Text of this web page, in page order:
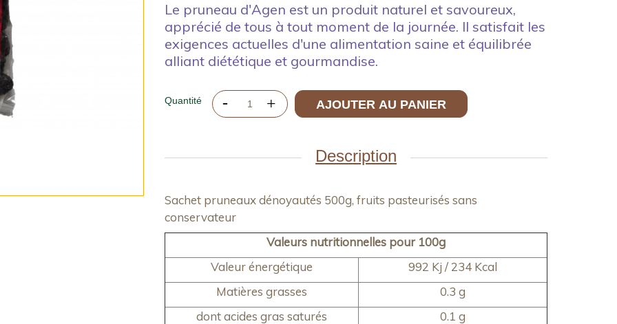
Le pruneau d'Agen est un produit naturel et savoureux,
apprécié de tous à tout moment de la journée. Il satisfait les
exigences actuelles d'une alimentation saine et équilibrée
alliant diététique et gourmandise.
Quantité AJOUTER AU PANIER
Description
Sachet pruneaux dénoyautés 500g, fruits pasteurisés sans
conservateur
Valeurs nutritionnelles pour 100g
Valeur énergétique
992 Kj / 234 Kcal
Matières grasses
0.3 g
dont acides gras saturés
0.1 g